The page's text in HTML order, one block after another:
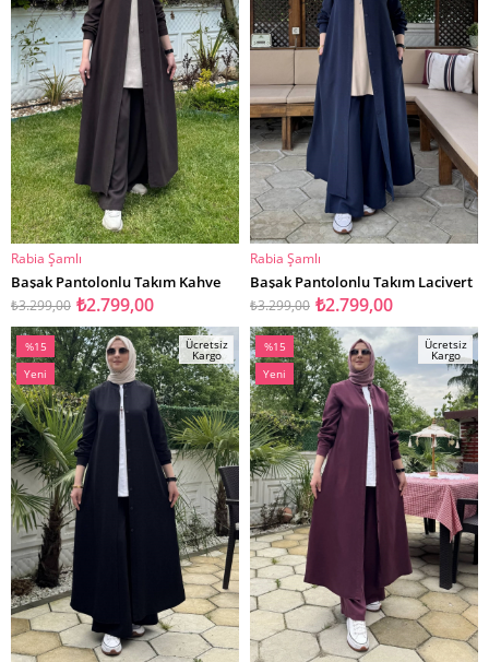
SEPETE EKLE
Rabia Şamlı
Başak Pantolonlu Takım Kahve
₺2.799,00
₺3.299,00
SEPETE EKLE
Rabia Şamlı
Başak Pantolonlu Takım Lacivert
₺2.799,00
₺3.299,00
%15
İndirim
%15İndirim
Yeni
Ürün
Ücretsiz
Kargo
%15
İndirim
%15İndirim
Yeni
Ürün
Ücretsiz
Kargo